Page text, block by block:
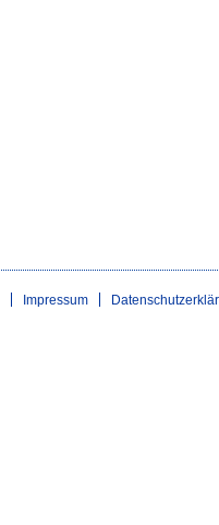
Impressum